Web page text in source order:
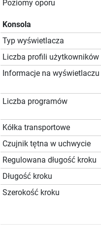
Poziomy oporu
Konsola
Typ wyświetlacza
Liczba profili użytkowników
Informacje na wyświetlaczu
Liczba programów
Kółka transportowe
Czujnik tętna w uchwycie
Regulowana długość kroku
Długość kroku
Szerokość kroku